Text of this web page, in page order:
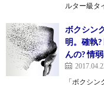
ルター級タ
ボクシン
明。確執
んの? 情
「ボクシ